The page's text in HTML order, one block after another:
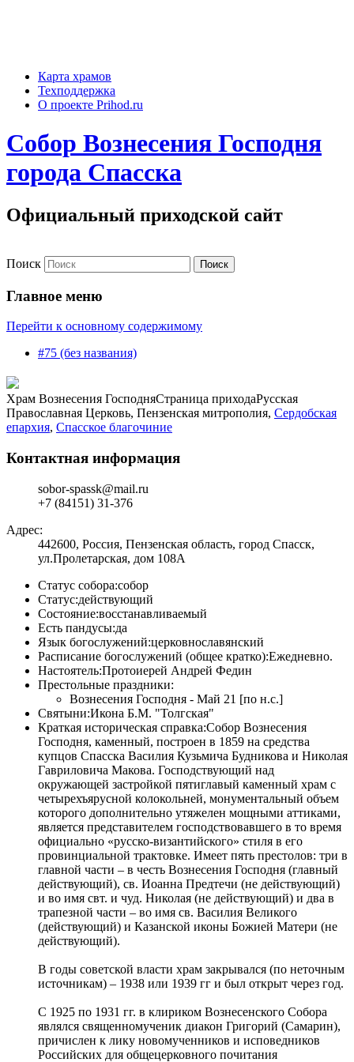
Карта храмов
Техподдержка
О проекте Prihod.ru
Собор Вознесения Господня
города Спасска
Официальный приходской сайт
Поиск
Главное меню
Перейти к основному содержимому
#75 (без названия)
Храм Вознесения ГосподняСтраница приходаРусская
Православная Церковь, Пензенская митрополия, Сердобская
епархия, Спасское благочиние
Контактная информация
sobor-spassk@mail.ru
+7 (84151) 31-376
Адрес:
442600, Россия, Пензенская область, город Спасск,
ул.Пролетарская, дом 108А
Статус собора:собор
Статус:действующий
Состояние:восстанавливаемый
Есть пандусы:да
Язык богослужений:церковнославянский
Расписание богослужений (общее кратко):Ежедневно.
Настоятель:Протоиерей Андрей Федин
Престольные праздники:
Вознесения Господня - Май 21 [по н.с.]
Святыни:Икона Б.М. "Толгская"
Краткая историческая справка:Собор Вознесения
Господня, каменный, построен в 1859 на средства
купцов Спасска Василия Кузьмича Будникова и Николая
Гавриловича Макова. Господствующий над
окружающей застройкой пятиглавый каменный храм с
четырехъярусной колокольней, монументальный объем
которого дополнительно утяжелен мощными аттиками,
является представителем господствовавшего в то время
официально «русско-византийского» стиля в его
провинциальной трактовке. Имеет пять престолов: три в
главной части – в честь Вознесения Господня (главный
действующий), св. Иоанна Предтечи (не действующий)
и во имя свт. и чуд. Николая (не действующий) и два в
трапезной части – во имя св. Василия Великого
(действующий) и Казанской иконы Божией Матери (не
действующий).
В годы советской власти храм закрывался (по неточным
источникам) – 1938 или 1939 гг и был открыт через год.
С 1925 по 1931 гг. в клириком Вознесенского Собора
являлся священномученик диакон Григорий (Самарин),
причислен к лику новомученников и исповедников
Российских для общецерковного почитания